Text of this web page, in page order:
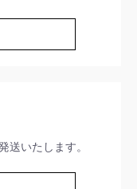
送いたします。